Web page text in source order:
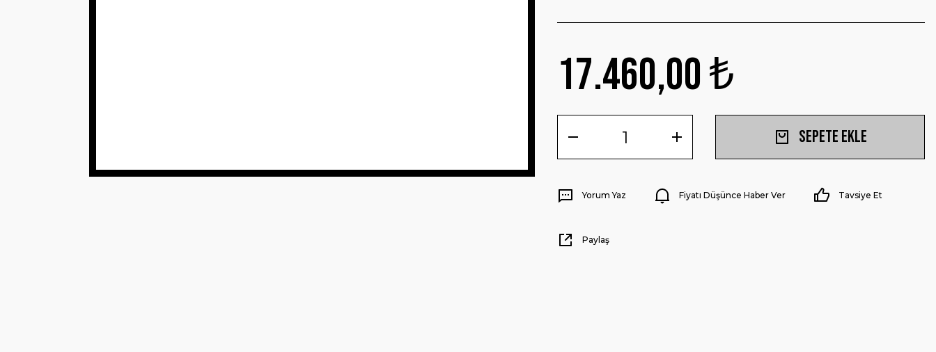
17.460,00 ₺
Sepete Ekle
Yorum Yaz Fiyatı Düşünce Haber Ver Tavsiye Et
Paylaş